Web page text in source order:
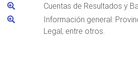
Cuentas de Resultados y
Información general:
Legal, entre otros.